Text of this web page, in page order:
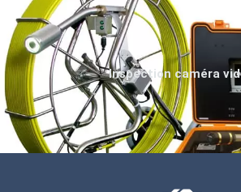
Inspection caméra